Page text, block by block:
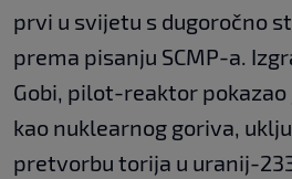
prvi u svijetu s dugoročno
prema pisanju SCMP-a.
Gobi, pilot-reaktor
kao nuklearnog goriva,
pretvorbu torija u uranij-